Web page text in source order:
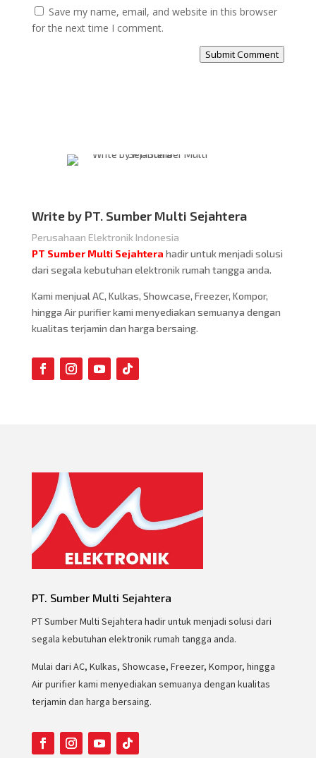
Save my name, email, and website in this browser
for the next time I comment.
Submit Comment
Write by PT. Sumber Multi Sejahtera
Perusahaan Elektronik Indonesia
PT Sumber Multi Sejahtera hadir untuk menjadi solusi
dari segala kebutuhan elektronik rumah tangga anda.
Kami menjual AC, Kulkas, Showcase, Freezer, Kompor,
hingga Air purifier kami menyediakan semuanya dengan
kualitas terjamin dan harga bersaing.
PT. Sumber Multi Sejahtera
PT Sumber Multi Sejahtera hadir untuk menjadi solusi dari
segala kebutuhan elektronik rumah tangga anda.
Mulai dari AC, Kulkas, Showcase, Freezer, Kompor, hingga
Air purifier kami menyediakan semuanya dengan kualitas
terjamin dan harga bersaing.